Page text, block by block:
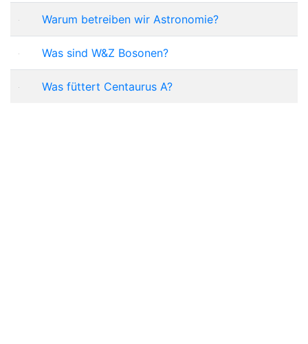
Warum betreiben wir Astronomie?
Was sind W&Z Bosonen?
Was füttert Centaurus A?